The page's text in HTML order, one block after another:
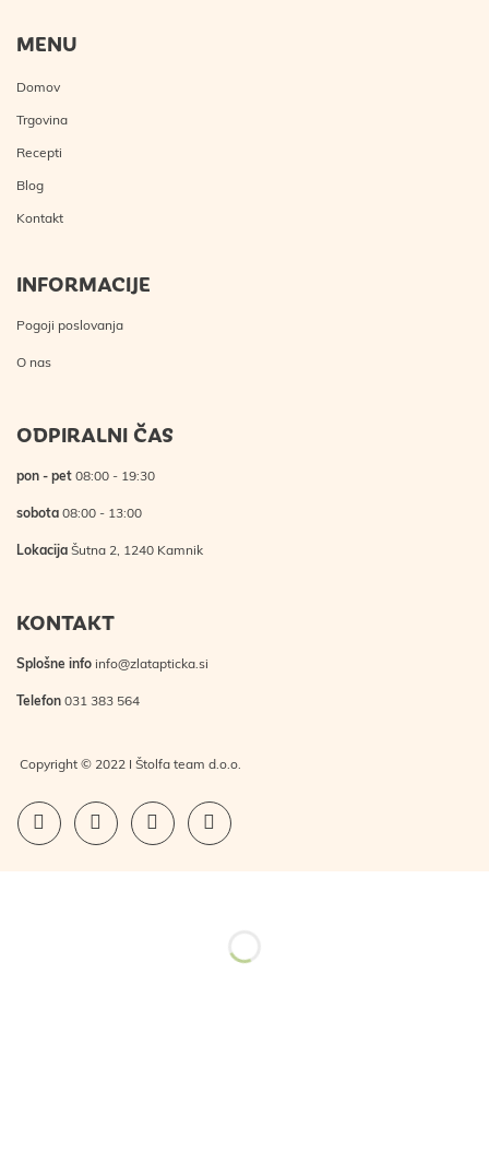
MENU
Domov
Trgovina
Recepti
Blog
Kontakt
INFORMACIJE
Pogoji poslovanja
O nas
ODPIRALNI ČAS
pon - pet 08:00 - 19:30
sobota 08:00 - 13:00
Lokacija Šutna 2, 1240 Kamnik
KONTAKT
Splošne info info@zlatapticka.si
Telefon 031 383 564
Copyright © 2022 I Štolfa team d.o.o.